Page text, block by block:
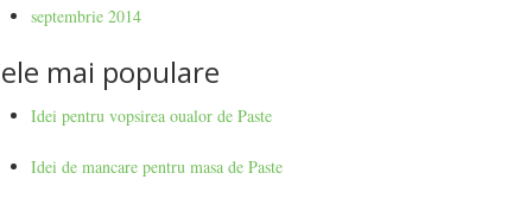
septembrie 2014
mai populare
Idei pentru vopsirea oualor de Paste
Idei de mancare pentru masa de Paste